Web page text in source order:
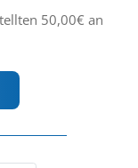
50,00€ an